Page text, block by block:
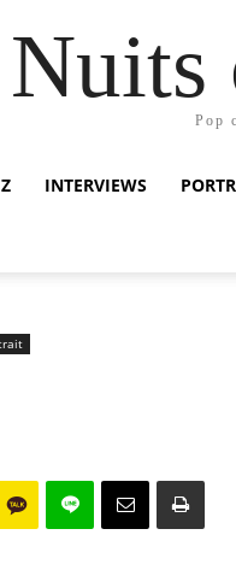
Nuits
Pop
INTERVIEWS